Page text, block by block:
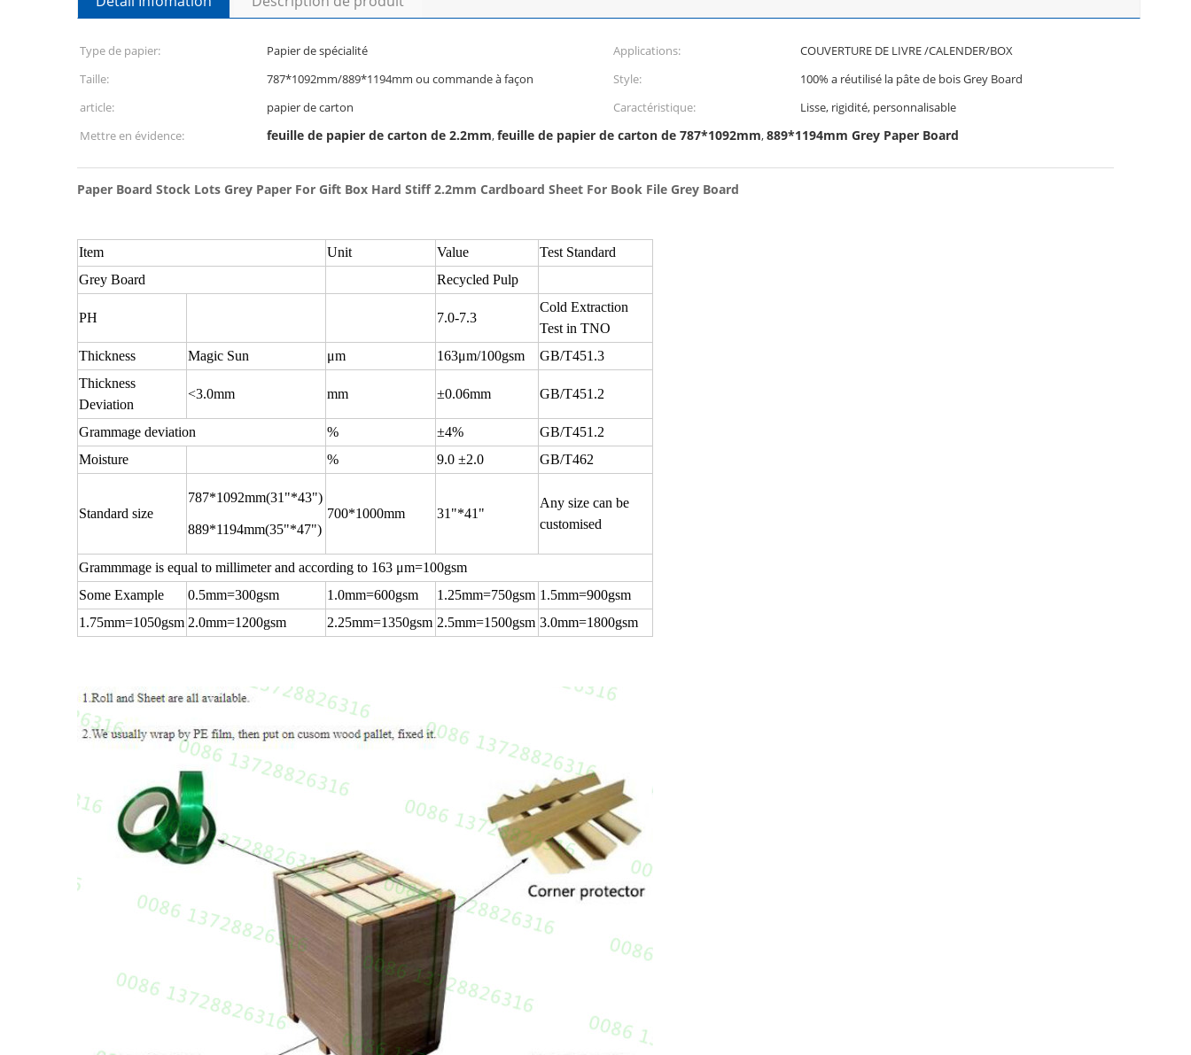
Type de papier: Papier de spécialité Applications:
COUVERTURE DE LIVRE /CALENDER/BOX
Taille:
787*1092mm/889*1194mm ou commande à façon Style:
100% a réutilisé la pâte de bois Grey Board
article:
papier de carton Caractéristique:
Lisse, rigidité, personnalisable
Mettre en évidence:
feuille de papier de carton de 2.2mm,feuille de papier de carton de 787*1092mm,889*1194mm Grey Paper Board
Paper Board Stock Lots Grey Paper For Gift Box Hard Stiff 2.2mm Cardboard Sheet For Book File Grey Board
Item Unit Value
Test Standard
Grey Board
Recycled Pulp
PH 7.0-7.3
Cold Extraction
Test in TNO
Thickness
Magic Sun μm 163μm/100gsm
GB/T451.3
Thickness
Deviation
<3.0mm mm ±0.06mm GB/T451.2
Grammage deviation % ±4%
GB/T451.2
Moisture
% 9.0 ±2.0 GB/T462
Standard size
787*1092mm(31"*43")
889*1194mm(35"*47")
700*1000mm 31"*41"
Any size can be
customised
Grammmage is equal to millimeter and according to 163 μm=100gsm
Some Example
0.5mm=300gsm 1.0mm=600gsm 1.25mm=750gsm 1.5mm=900gsm
1.75mm=1050gsm 2.0mm=1200gsm 2.25mm=1350gsm 2.5mm=1500gsm 3.0mm=1800gsm